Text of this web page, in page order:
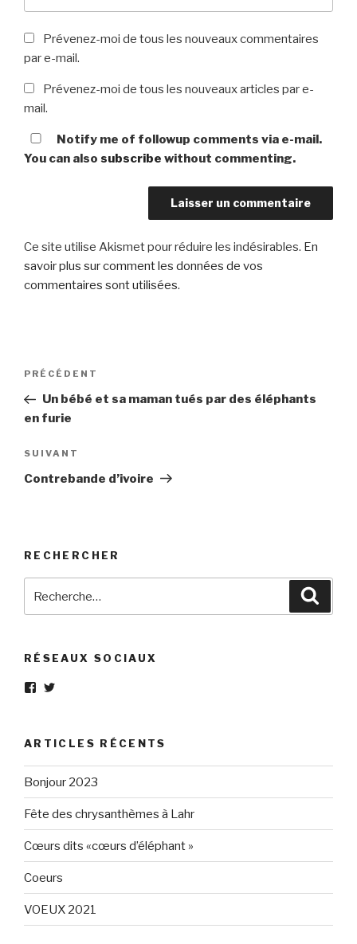
Prévenez-moi de tous les nouveaux commentaires
par e-mail.
Prévenez-moi de tous les nouveaux articles par e-
mail.
Notify me of followup comments via e-mail.
You can also subscribe without commenting.
Ce site utilise Akismet pour réduire les indésirables. En
savoir plus sur comment les données de vos
commentaires sont utilisées.
Navigation
l’article
Article
précédent
PRÉCÉDENT
Un bébé et sa maman tués par des éléphants
en furie
Article
suivant
SUIVANT
Contrebande d’ivoire
RECHERCHER
pour
RÉSEAUX SOCIAUX
Voir
Eléphant-
Gris-
160596147294205
sur
Facebook
Voir
elephantgris
sur
Twitter
ARTICLES RÉCENTS
Bonjour 2023
Fête des chrysanthèmes à Lahr
Cœurs dits «cœurs d’éléphant »
Coeurs
VOEUX 2021